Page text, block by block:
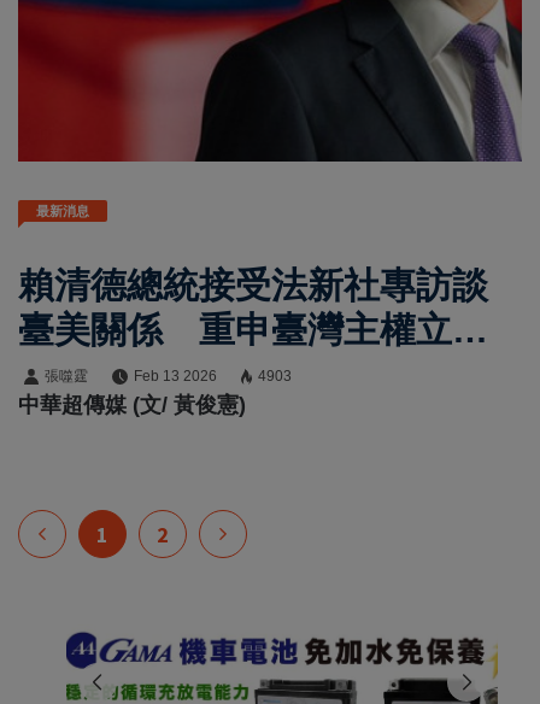
最新消息
賴清德總統接受法新社專訪談
臺美關係 重申臺灣主權立場
與強化國防決心
張噬霆 Feb 13 2026 4903
中華超傳媒 (文/ 黃俊憲)
1 2